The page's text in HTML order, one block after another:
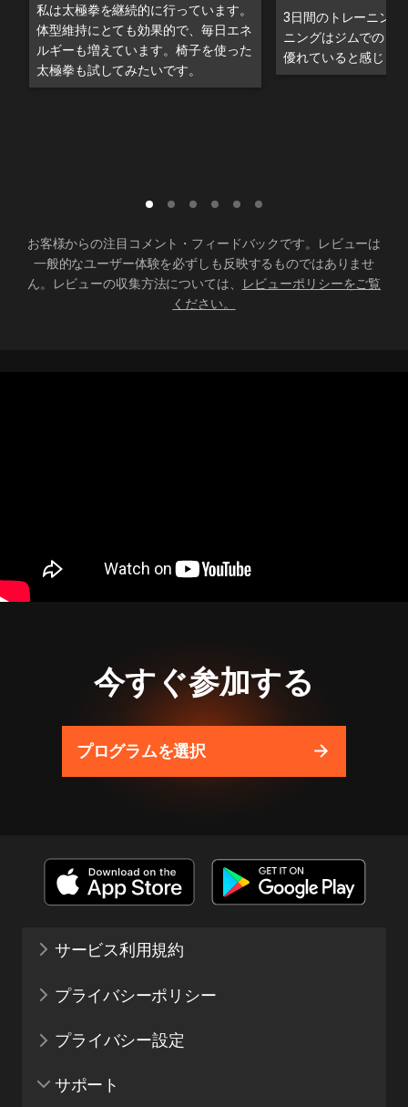
私は太極拳を継続的に行っています。
体型維持にとても効果的で、毎日エネ
ルギーも増えています。椅子を使った
太極拳も試してみたいです。
3日間のトレーニン
ニングはジムでのト
優れていると感じま
お客様からの注目コメント・フィードバックです。レビューは
一般的なユーザー体験を必ずしも反映するものではありませ
ん。レビューの収集方法については、
レビューポリシーをご覧
ください。
今すぐ参加する
プログラムを選択
サービス利用規約
プライバシーポリシー
プライバシー設定
サポート